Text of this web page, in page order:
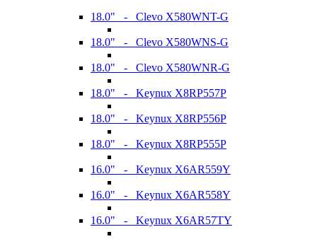
18.0" - Clevo X580WNT-G
18.0" - Clevo X580WNS-G
18.0" - Clevo X580WNR-G
18.0" - Keynux X8RP557P
18.0" - Keynux X8RP556P
18.0" - Keynux X8RP555P
16.0" - Keynux X6AR559Y
16.0" - Keynux X6AR558Y
16.0" - Keynux X6AR57TY